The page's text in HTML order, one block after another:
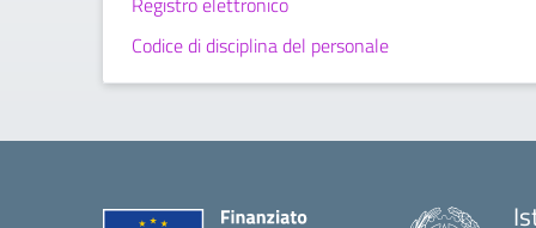
Codice di disciplina del personale